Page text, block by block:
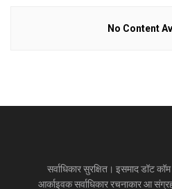
No Content
सर्वाधिकार सुरक्षित। इसमाद डॉट
आर्काइवक सर्वाधिकार रचनाकार आ